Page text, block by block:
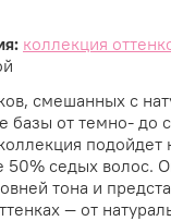
коллекция
смешанных с
базы от темно- до
подойдет
50% седых волос.
тона и
— от